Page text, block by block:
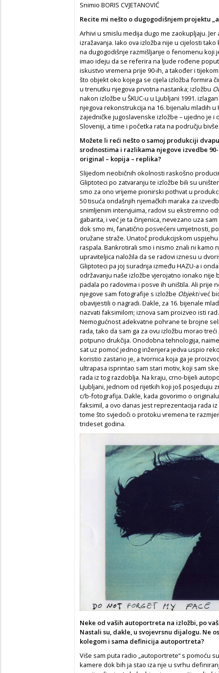
Snimio BORIS CVJETANOVIĆ
Recite mi nešto o dugogodišnjem projektu
Arhivi u smislu medija dugo me zaokupljaju.
izražavanja. Iako ova izložba nije u cijelosti
na dugogodišnje razmišljanje o fenomenu koji
imao ideju da se referira na ljude rođene
iskustvo vremena prije 90-ih, a također i
što objekt oko kojega se cijela izložba formira
u trenutku njegova prvotna nastanka; izložbu
nakon izložbe u ŠKUC-u u Ljubljani 1991.
njegova rekonstrukcija na 16. bijenalu mladih u
zajedničke jugoslavenske izložbe – ujedno je i
Sloveniji, a time i početka rata na području
Možete li reći nešto o samoj produkciji
srodnostima i razlikama njegove izvedbe
original – kopija – replika?
Slijedom neobičnih okolnosti raskošno
Gliptoteci po zatvaranju te izložbe bili su
smo za ono vrijeme pionirski pothvat u
50 tisuća ondašnjih njemačkih maraka za
snimljenim intervjuima, radovi su ekstremno
gabarita, i već je ta činjenica, nevezano uza
dok smo mi, fanatično posvećeni umjetnosti,
oružane straže. Unatoč produkcijskom
raspala. Bankrotirali smo i nismo znali ni kamo
upraviteljica naložila da se radovi iznesu u
Gliptoteci pa joj suradnja između HAZU-a i
održavanju naše izložbe vjerojatno ionako nije
padala po radovima i posve ih uništila. Ali prije
njegove sam fotografije s izložbe Objektiveć
obavijestili o nagradi. Dakle, za 16. bijenale
nazvati faksimilom; iznova sam proizveo isti rad.
Nemogućnost adekvatne pohrane te brojne
rada, tako da sam ga za ovu izložbu morao
potpuno drukčija. Onodobna tehnologija,
sat uz pomoć jednog inženjera jedva uspio
koristio zastario je, a tvornica koja ga je
ultrapasa isprintao sam stari motiv, koji sam
rada iz tog razdoblja. Na kraju, crno-bijeli
Ljubljani, jednom od rijetkih koji još posjeduju
c/b-fotografija. Dakle, kada govorimo o
faksimil, a ovo danas jest reprezentacija rada
tome što svjedoči o protoku vremena te
trideset godina.
Neke od vaših autoportreta na izložbi, po
Nastali su, dakle, u svojevrsnu dijalogu. Ne
kolegom i sama definicija autoportreta?
Više sam puta radio „autoportrete“ s pomoću
kamere dok bih ja stao iza nje u svrhu